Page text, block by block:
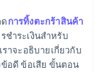
การทิ้งตะกร้าสินค้า
ชำระเงินสำหรับ
าจะอธิบายเกี่ยวกับ
ข้อดี ข้อเสีย ขั้นตอน